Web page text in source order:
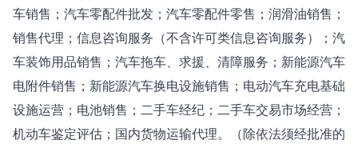
车销售；汽车零配件批发；汽车零配件零售；润滑油销售；
销售代理；信息咨询服务（不含许可类信息咨询服务）；汽
车装饰用品销售；汽车拖车、求援、清障服务；新能源汽车
电附件销售；新能源汽车换电设施销售；电动汽车充电基础
设施运营；电池销售；二手车经纪；二手车交易市场经营；
机动车鉴定评估；国内货物运输代理。（除依法须经批准的